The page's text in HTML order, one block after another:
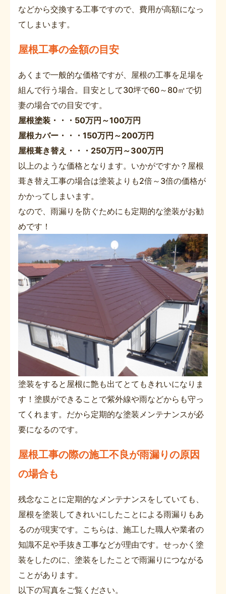
などから交換する工事ですので、費用が高額になっ
てしまいます。
屋根工事の金額の目安
あくまで一般的な価格ですが、屋根の工事を足場を
組んで行う場合。目安として30坪で60～80㎡で切
妻の場合での目安です。
屋根塗装・・・50万円～100万円
屋根カバー・・・150万円～200万円
屋根葺き替え・・・250万円～300万円
以上のような価格となります。いかがですか？屋根
葺き替え工事の場合は塗装よりも2倍～3倍の価格が
かかってしまいます。
なので、雨漏りを防ぐためにも定期的な塗装がお勧
めです！
塗装をすると屋根に艶も出てとてもきれいになりま
す！塗膜ができることで紫外線や雨などからも守っ
てくれます。だから定期的な塗装メンテナンスが必
要になるのです。
屋根工事の際の施工不良が雨漏りの原因
の場合も
残念なことに定期的なメンテナンスをしていても、
屋根を塗装してきれいにしたことによる雨漏りもあ
るのが現実です。こちらは、施工した職人や業者の
知識不足や手抜き工事などが理由です。せっかく塗
装をしたのに、塗装をしたことで雨漏りにつながる
ことがあります。
以下の写真をご覧ください。